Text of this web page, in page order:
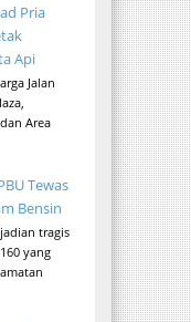
Pria
Api
Jalan
Area
Tewas
Bensin
tragis
yang